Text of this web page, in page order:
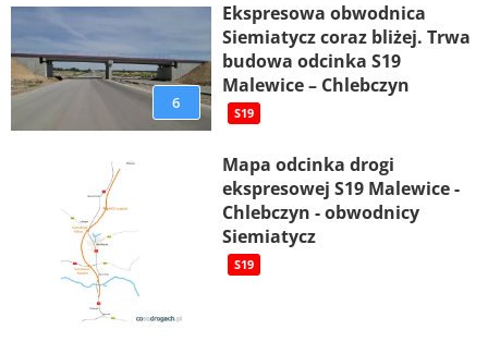
6
Ekspresowa obwodnica
Siemiatycz coraz bliżej. Trwa
budowa odcinka S19
Malewice – Chlebczyn
S19
Mapa odcinka drogi
ekspresowej S19 Malewice -
Chlebczyn - obwodnicy
Siemiatycz
S19